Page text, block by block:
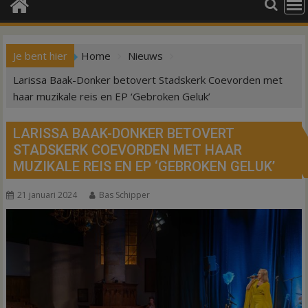
Je bent hier Home
Nieuws
Larissa Baak-Donker betovert Stadskerk Coevorden met
haar muzikale reis en EP ‘Gebroken Geluk’
LARISSA BAAK-DONKER BETOVERT
STADSKERK COEVORDEN MET HAAR
MUZIKALE REIS EN EP ‘GEBROKEN GELUK’
21 januari 2024 Bas Schipper